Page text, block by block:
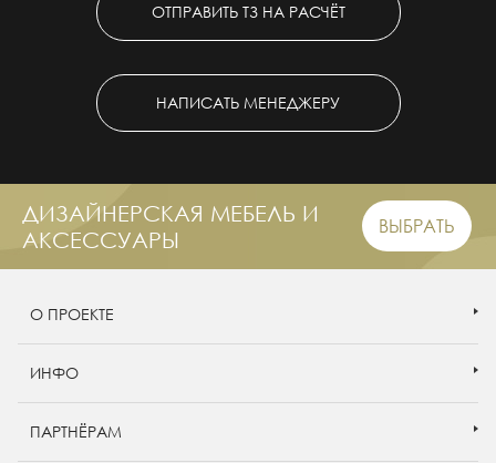
ОТПРАВИТЬ ТЗ НА РАСЧЁТ
НАПИСАТЬ МЕНЕДЖЕРУ
ДИЗАЙНЕРСКАЯ МЕБЕЛЬ И
АКСЕССУАРЫ
ВЫБРАТЬ
О ПРОЕКТЕ
ИНФО
ПАРТНЁРАМ